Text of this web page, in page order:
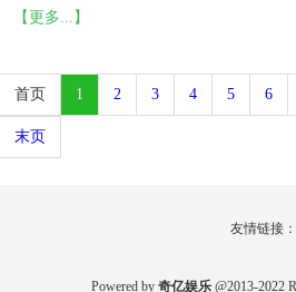
【更多...】
首页 1 2 3 4 5 6
末页
友情链接：
Powered by 奇亿娱乐 @2013-2022